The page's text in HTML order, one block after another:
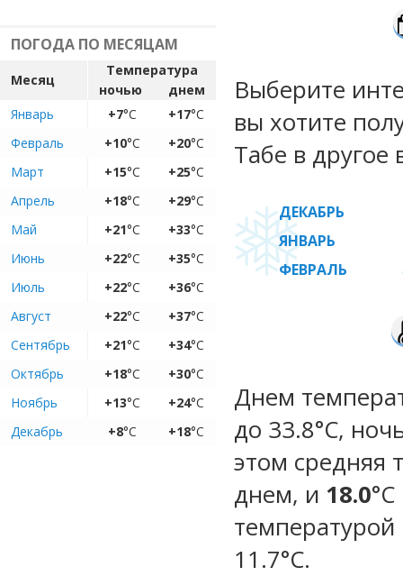
ПОГОДА ПО МЕСЯЦАМ
Месяц
Температура
ночью
днем
Январь
+7°C +17°C
Февраль
+10°C +20°C
Март
+15°C +25°C
Апрель
+18°C +29°C
Май
+21°C +33°C
Июнь
+22°C +35°C
Июль
+22°C +36°C
Август
+22°C +37°C
Сентябрь
+21°C +34°C
Октябрь
+18°C +30°C
Ноябрь
+13°C +24°C
Декабрь
+8°C +18°C
Выберите
вы хотите
Табе в другое
ДЕКАБРЬ
ЯНВАРЬ
ФЕВРАЛЬ
Днем
до 33.8°C,
этом средняя
днем, и 18.0
температурой
11.7°С.